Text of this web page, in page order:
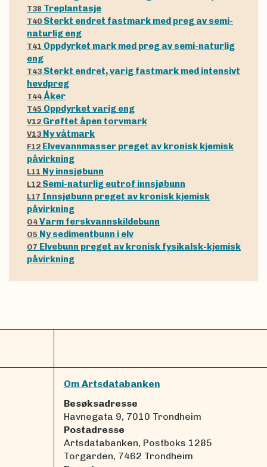
T38 Treplantasje
T40 Sterkt endret fastmark med preg av semi-
naturlig eng
T41 Oppdyrket mark med preg av semi-naturlig
eng
T43 Sterkt endret, varig fastmark med intensivt
hevdpreg
T44 Åker
T45 Oppdyrket varig eng
V12 Grøftet åpen torvmark
V13 Ny våtmark
F12 Elvevannmasser preget av kronisk kjemisk
påvirkning
L11 Ny innsjøbunn
L12 Semi-naturlig eutrof innsjøbunn
L17 Innsjøbunn preget av kronisk kjemisk
påvirkning
O4 Varm ferskvannskildebunn
O5 Ny sedimentbunn i elv
O7 Elvebunn preget av kronisk fysikalsk-kjemisk
påvirkning
Om Artsdatabanken
Besøksadresse
Havnegata 9, 7010 Trondheim
Postadresse
Artsdatabanken, Postboks 1285
Torgarden, 7462 Trondheim